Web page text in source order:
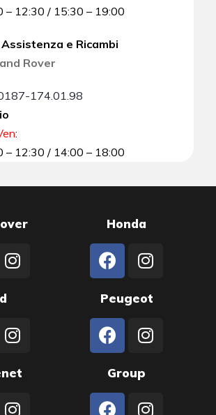
– 12:30 / 15:30 – 19:00
Assistenza e Ricambi
Rover
174.01.98
:
12:30 / 14:00 – 18:00
Honda
Peugeot
Group